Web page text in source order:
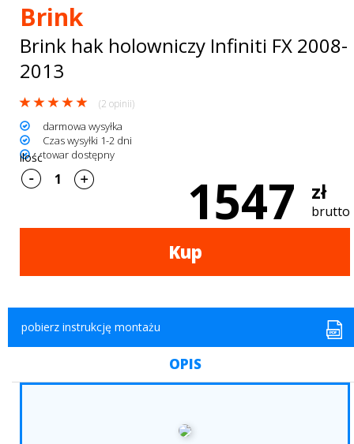
SPORTOWE
Turystyka
Przyczepy
samochodowe
Kontakt
Brink
Brink hak holowniczy Infiniti FX 2008-
2013
(2 opinii)
darmowa wysyłka
Czas wysyłki 1-2 dni
towar dostępny
1547 zł
brutto
ilość
Kup
pobierz instrukcję montażu
OPIS